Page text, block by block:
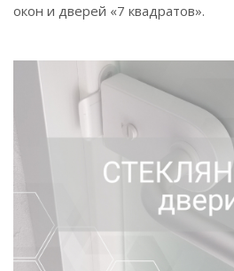
окон и дверей «7 квадратов».